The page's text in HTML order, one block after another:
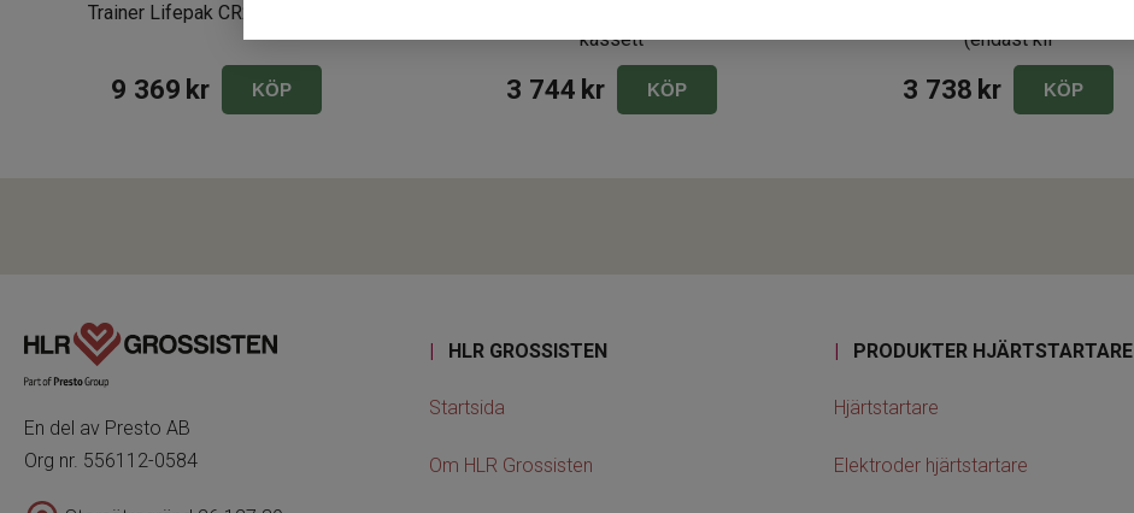
Trainer Lifepak CR2 inkl. väska
9 369 kr KÖP
kassett
3 744 kr KÖP
(endast kli
3 738 kr KÖP
En del av Presto AB
Org nr. 556112-0584
HLR GROSSISTEN
Startsida
Om HLR Grossisten
PRODUKTER HJÄRTSTARTARE
Hjärtstartare
Elektroder hjärtstartare